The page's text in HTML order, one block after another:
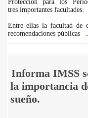
Protección para los
tres importantes facultades.
Entre ellas la facultad de
recomendaciones públicas
Informa IMSS
la importancia
sueño.